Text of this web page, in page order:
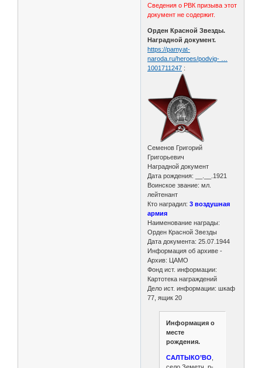
Сведения о РВК призыва этот
документ не содержит.
Орден Красной Звезды.
Наградной документ.
https://pamyat-
naroda.ru/heroes/podvig- …
1001711247 :
Семенов Григорий
Григорьевич
Наградной документ
Дата рождения: __.__.1921
Воинское звание: мл.
лейтенант
Кто наградил:3 воздушная
армия
Наименование награды:
Орден Красной Звезды
Дата документа: 25.07.1944
Информация об архиве -
Архив: ЦАМО
Фонд ист. информации:
Картотека награждений
Дело ист. информации: шкаф
77, ящик 20
Информация о
месте
рождения.
САЛТЫКО’ВО